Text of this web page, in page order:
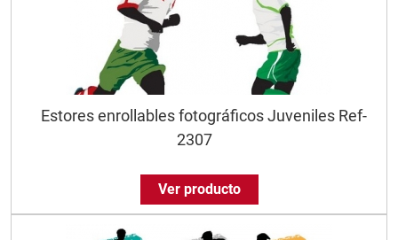
Estores enrollables fotográficos Juveniles Ref-
2307
Ver producto